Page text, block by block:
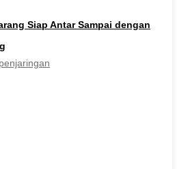
Siap Antar Sampai dengan